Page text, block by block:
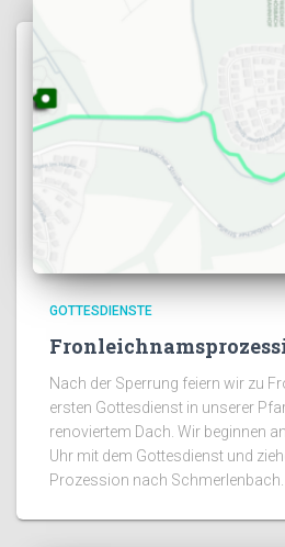
GOTTESDIENSTE
Nach der Sperrung feiern wir zu
ersten Gottesdienst in unserer
renoviertem Dach. Wir beginnen
Uhr mit dem Gottesdienst und
Prozession nach Schmerlenbach.